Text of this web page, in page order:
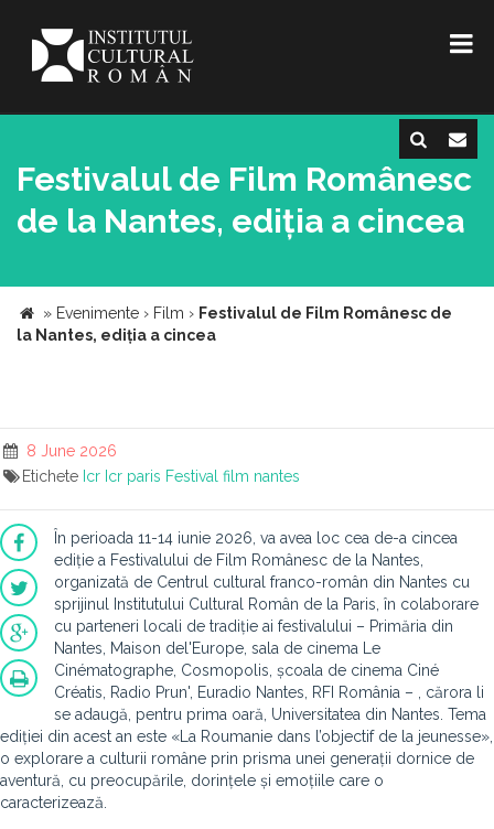
Festivalul de Film Românesc
de la Nantes, ediția a cincea
» Evenimente › Film › Festivalul de Film Românesc de
la Nantes, ediția a cincea
8 June 2026
Etichete Icr Icr paris Festival film nantes
În perioada 11-14 iunie 2026, va avea loc cea de-a cincea
ediție a Festivalului de Film Românesc de la Nantes,
organizată de Centrul cultural franco-român din Nantes cu
sprijinul Institutului Cultural Român de la Paris, în colaborare
cu parteneri locali de tradiție ai festivalului – Primăria din
Nantes, Maison del'Europe, sala de cinema Le
Cinématographe, Cosmopolis, școala de cinema Ciné
Créatis, Radio Prun', Euradio Nantes, RFI România – , cărora li
se adaugă, pentru prima oară, Universitatea din Nantes. Tema
ediției din acest an este «La Roumanie dans l’objectif de la jeunesse»,
o explorare a culturii române prin prisma unei generații dornice de
aventură, cu preocupările, dorințele și emoțiile care o
caracterizează.